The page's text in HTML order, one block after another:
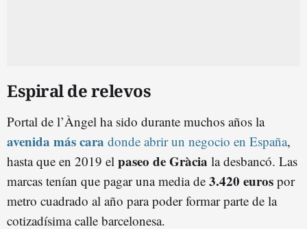
Espiral de relevos
Portal de l’Àngel ha sido durante muchos años la
avenida más cara donde abrir un negocio en España,
hasta que en 2019 el paseo de Gràcia la desbancó. Las
marcas tenían que pagar una media de 3.420 euros por
metro cuadrado al año para poder formar parte de la
cotizadísima calle barcelonesa.